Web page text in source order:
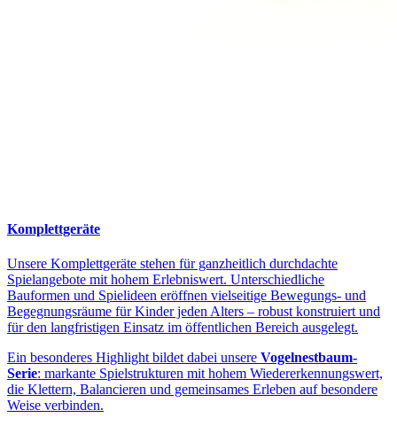
Komplettgeräte
Unsere Komplettgeräte stehen für ganzheitlich durchdachte
Spielangebote mit hohem Erlebniswert. Unterschiedliche
Bauformen und Spielideen eröffnen vielseitige Bewegungs- und
Begegnungsräume für Kinder jeden Alters – robust konstruiert und
für den langfristigen Einsatz im öffentlichen Bereich ausgelegt.
Ein besonderes Highlight bildet dabei unsere Vogelnestbaum-
Serie: markante Spielstrukturen mit hohem Wiedererkennungswert,
die Klettern, Balancieren und gemeinsames Erleben auf besondere
Weise verbinden.